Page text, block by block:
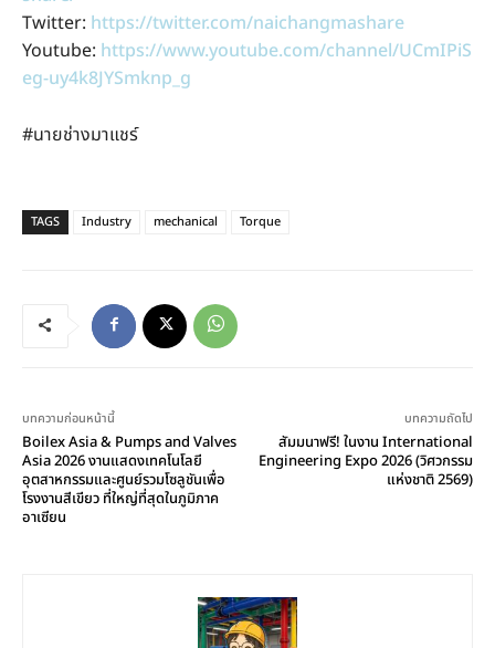
Twitter: https://twitter.com/naichangmashare
Youtube: https://www.youtube.com/channel/UCmIPiS
eg-uy4k8JYSmknp_g
#นายช่างมาแชร์
TAGS Industry mechanical Torque
บทความก่อนหน้านี้
Boilex Asia & Pumps and Valves
Asia 2026 งานแสดงเทคโนโลยี
อุตสาหกรรมและศูนย์รวมโซลูชันเพื่อ
โรงงานสีเขียว ที่ใหญ่ที่สุดในภูมิภาค
อาเซียน
บทความถัดไป
สัมมนาฟรี! ในงาน International
Engineering Expo 2026 (วิศวกรรม
แห่งชาติ 2569)